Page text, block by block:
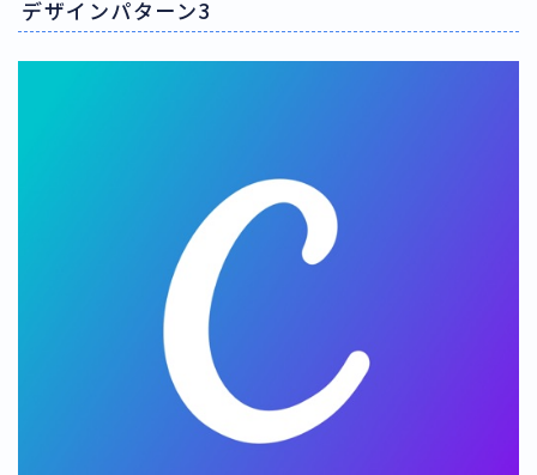
デザインパターン3